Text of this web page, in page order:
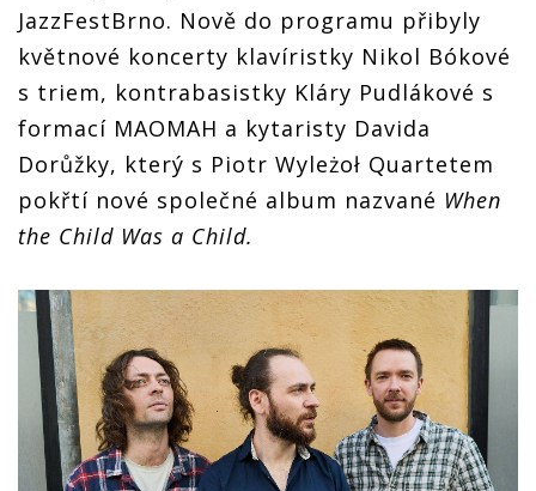
JazzFestBrno. Nově do programu přibyly
květnové koncerty klavíristky Nikol Bókové
s triem, kontrabasistky Kláry Pudlákové s
formací MAOMAH a kytaristy Davida
Dorůžky, který s Piotr Wyleżoł Quartetem
pokřtí nové společné album nazvané When
the Child Was a Child.